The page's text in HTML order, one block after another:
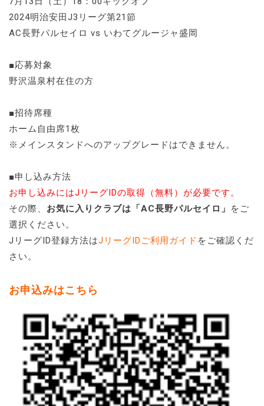
2024明治安田J3リーグ第21節
AC長野パルセイロ vs いわてグルージャ盛岡
■応募対象
野沢温泉村在住の方
■招待席種
ホーム自由席1枚
※メインスタンドへのアップグレードはできません。
■申し込み方法
お申し込みにはJリーグIDの取得（無料）が必要です。
その際、 お気に入りクラブは「AC長野パルセイロ」
をご
選択ください。
JリーグID登録方法はJリーグIDご利用ガイド をご確認くだ
さい。
お申込みはこちら